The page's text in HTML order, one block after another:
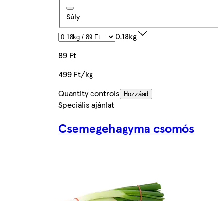
Súly
0.18kg
89 Ft
499 Ft/kg
Quantity controls
Hozzáad
Speciális ajánlat
Csemegehagyma csomós